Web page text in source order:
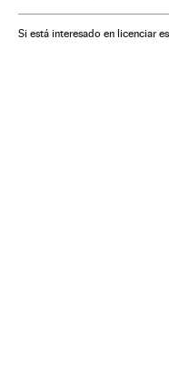
Si está interesado en licenciar